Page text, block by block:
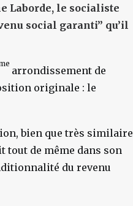
Laborde, le socialiste
social garanti” qu’il
arrondissement de
originale : le
bien que très similaire
tout de même dans son
du revenu